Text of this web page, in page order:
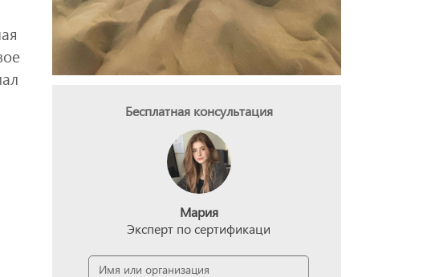
Бесплатная консультация
Мария
Эксперт по сертификаци